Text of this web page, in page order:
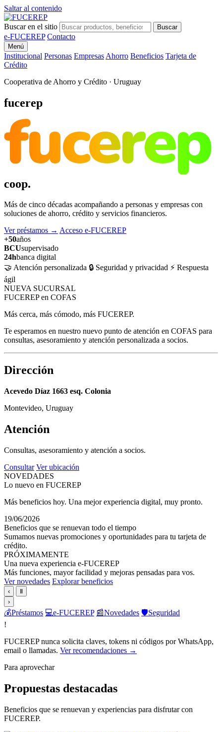
Saltar al contenido
Buscar en el sitio Buscar
e-FUCEREP Contacto
Menú
Institucional Personas Empresas Ahorro Beneficios Tarjeta de
Crédito
Cooperativa de Ahorro y Crédito · Uruguay
fucerep
fucerep
coop.
Más de cinco décadas acompañando a personas y empresas con
soluciones de ahorro, crédito y servicios financieros.
Ver préstamos → Acceso e-FUCEREP
+50años
BCUsupervisado
24hbanca digital
🤝 Atención personalizada 🔒 Seguridad y privacidad ⚡ Respuesta
ágil
NUEVA SUCURSAL
FUCEREP en COFAS
Más cerca, más cómodo, más FUCEREP.
Te esperamos en nuestro nuevo punto de atención en COFAS para
consultas, asesoramiento y atención personalizada a socios.
Dirección
Acevedo Díaz 1663 esq. Colonia
Montevideo, Uruguay
Atención
Consultas, asesoramiento y atención a socios.
Consultar Ver ubicación
NOVEDADES
Lo nuevo en FUCEREP
Más beneficios hoy. Una mejor experiencia digital, muy pronto.
19/06/2026
Beneficios que se renuevan todo el tiempo
Sumamos nuevas promociones y oportunidades para tu tarjeta de
crédito.
PRÓXIMAMENTE
Una nueva experiencia e-FUCEREP
Más funciones, mayor facilidad y mejoras pensadas para vos.
Ver novedades Explorar beneficios
‹
Ⅱ
›
💰Préstamos 💻e-FUCEREP 📰Novedades 🛡️Seguridad
!
FUCEREP nunca solicita claves, tokens ni códigos por WhatsApp,
email o llamadas. Ver recomendaciones →
Para aprovechar
Propuestas destacadas
Beneficios que se renuevan y experiencias para disfrutar con
FUCEREP.